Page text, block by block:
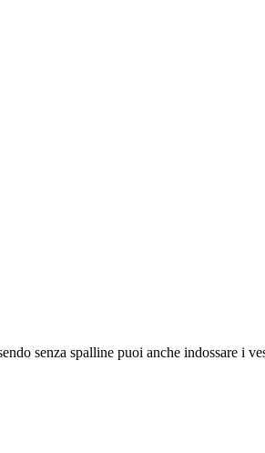
senza spalline puoi anche indossare i